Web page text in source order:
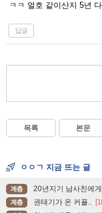
ㅋㅋ 얼호 같이산지 5년
답글
목록 본문
ㅇㅇㄱ 지금 뜨는 글
계층 20년지기 남사친에
계층 권태기가 온 커플..